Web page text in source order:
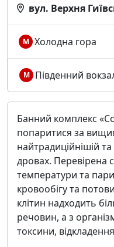
вул. Верхня
М Холодна гора
М Південний
Банний комплекс
попаритися за
найтрадиційнішій
дровах. Перевірена
температури та
кровообігу та
клітин надходить
речовин, а з
токсини,